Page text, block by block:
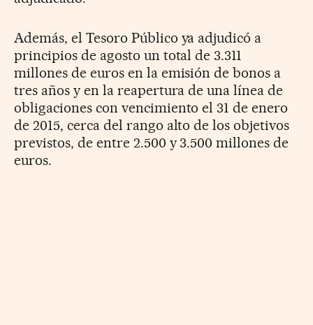
Además, el Tesoro Público ya adjudicó a
principios de agosto un total de 3.311
millones de euros en la emisión de bonos a
tres años y en la reapertura de una línea de
obligaciones con vencimiento el 31 de enero
de 2015, cerca del rango alto de los objetivos
previstos, de entre 2.500 y 3.500 millones de
euros.